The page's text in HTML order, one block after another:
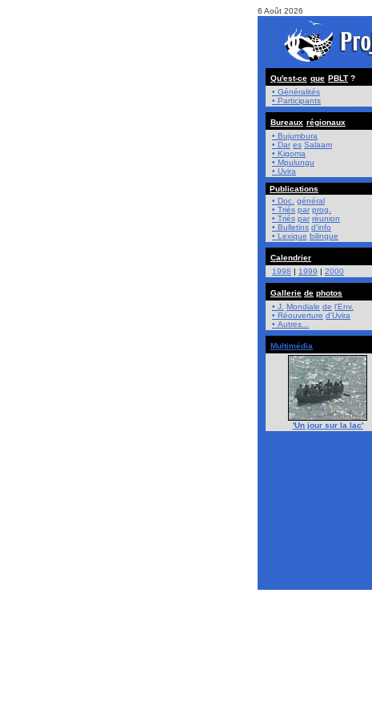
6 Août 2026
Qu'est-ce que PBLT ?
• Généralités
• Participants
Bureaux régionaux
• Bujumbura
• Dar es Salaam
• Kigoma
• Mpulungu
• Uvira
Publications
• Doc. général
• Triés par prog.
• Triés par réunion
• Bulletins d'info
• Lexique bilingue
Calendrier
1998 | 1999 | 2000
Gallerie de photos
• J. Mondiale de l'Env.
• Réouverture d'Uvira
• Autres...
Multimédia
'Un jour sur la lac'